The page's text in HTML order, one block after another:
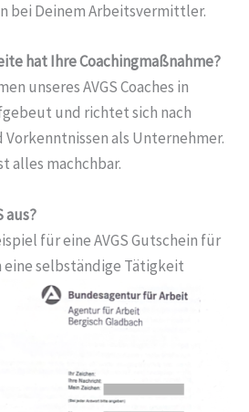
bei Deinem Arbeitsvermittler.
hat Ihre Coachingmaßnahme?
unseres AVGS Coaches in
und richtet sich nach
Vorkenntnissen als Unternehmer.
alles machchbar.
aus?
für eine AVGS Gutschein für
eine selbständige Tätigkeit